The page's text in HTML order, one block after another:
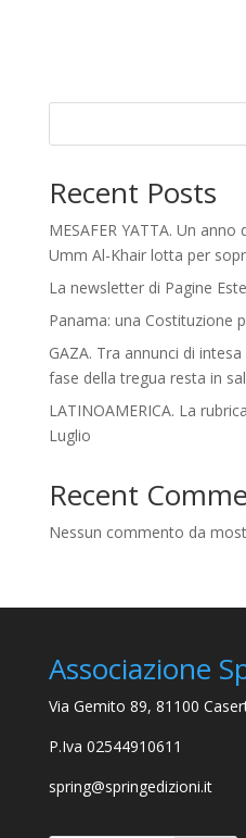
Recent Posts
MESAFER YATTA. Un
Umm Al-Khair lotta per
La newsletter di Pagine
Panama: una Costituzione
GAZA. Tra annunci di
fase della tregua resta in
LATINOAMERICA. La
Luglio
Recent
Nessun commento da
Associazione
Via Gemito 89, 81100
P.Iva 02544910611
spring@springedizioni.it